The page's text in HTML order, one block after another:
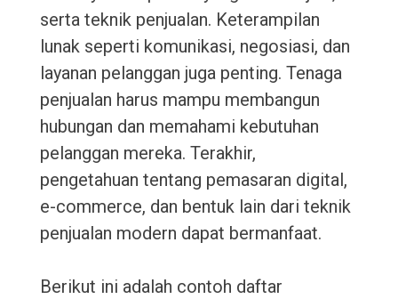
serta teknik penjualan. Keterampilan
lunak seperti komunikasi, negosiasi, dan
layanan pelanggan juga penting. Tenaga
penjualan harus mampu membangun
hubungan dan memahami kebutuhan
pelanggan mereka. Terakhir,
pengetahuan tentang pemasaran digital,
e-commerce, dan bentuk lain dari teknik
penjualan modern dapat bermanfaat.
Berikut ini adalah contoh daftar